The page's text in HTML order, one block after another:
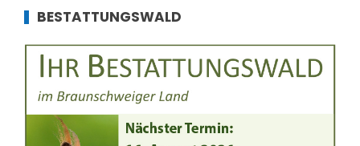
BESTATTUNGSWALD